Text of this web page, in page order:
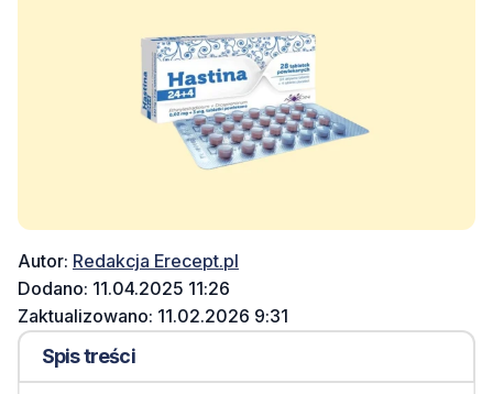
Autor: Redakcja Erecept.pl
Dodano: 11.04.2025 11:26
Zaktualizowano: 11.02.2026 9:31
Spis treści